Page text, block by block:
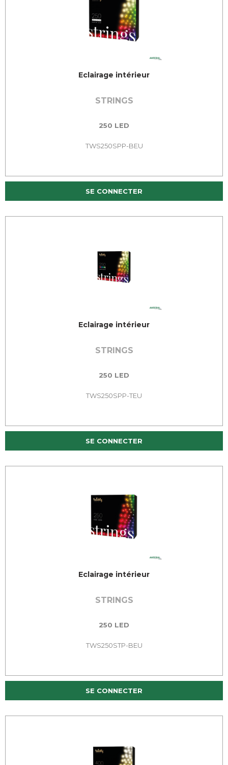
Eclairage intérieur
STRINGS
250 LED
TWS250SPP-BEU
SE CONNECTER
Eclairage intérieur
STRINGS
250 LED
TWS250SPP-TEU
SE CONNECTER
Eclairage intérieur
STRINGS
250 LED
TWS250STP-BEU
SE CONNECTER